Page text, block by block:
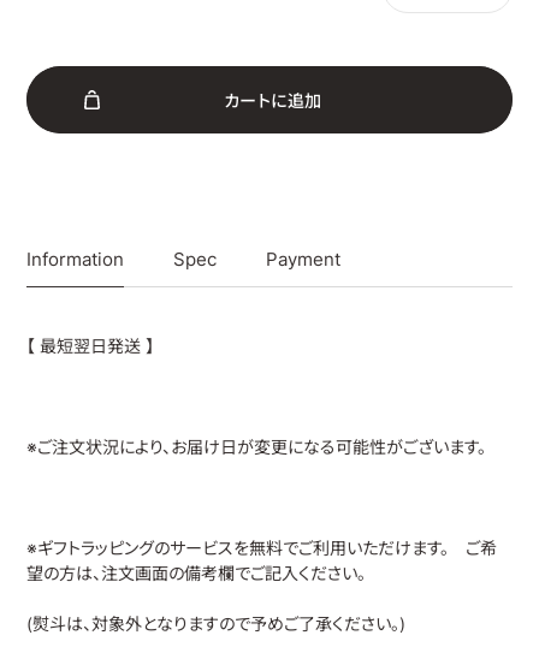
カー トに追加
Information Spec Payment
【 最短翌日発送 】
※ご注文状況により、お届け日が変更になる可能性がございます。
※ギフトラッピングのサービスを無料でご利用いただけます。 ご希
望の方は、注文画面の備考欄でご記入ください。
(熨斗は、対象外となりますので予めご了承ください。)